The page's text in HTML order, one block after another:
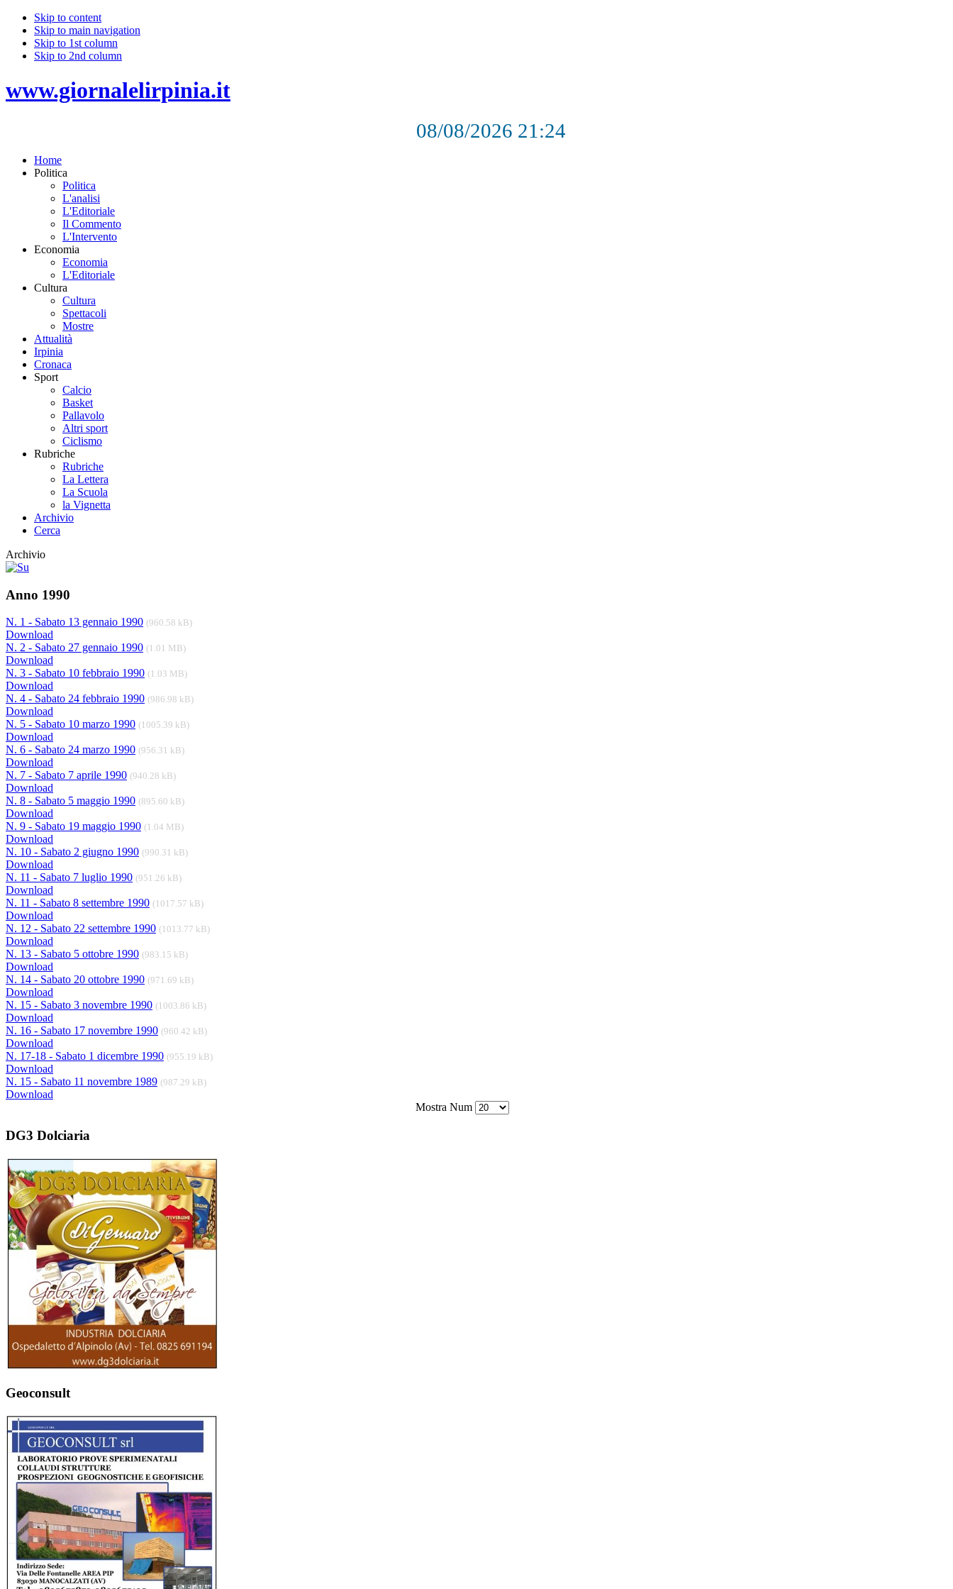
Skip to content
Skip to main navigation
Skip to 1st column
Skip to 2nd column
www.giornalelirpinia.it
08/08/2026 21:24
Home
Politica
Politica
L'analisi
L'Editoriale
Il Commento
L'Intervento
Economia
Economia
L'Editoriale
Cultura
Cultura
Spettacoli
Mostre
Attualità
Irpinia
Cronaca
Sport
Calcio
Basket
Pallavolo
Altri sport
Ciclismo
Rubriche
Rubriche
La Lettera
La Scuola
la Vignetta
Archivio
Cerca
Archivio
Anno 1990
N. 1 - Sabato 13 gennaio 1990 (960.58 kB)
Download
N. 2 - Sabato 27 gennaio 1990 (1.01 MB)
Download
N. 3 - Sabato 10 febbraio 1990 (1.03 MB)
Download
N. 4 - Sabato 24 febbraio 1990 (986.98 kB)
Download
N. 5 - Sabato 10 marzo 1990 (1005.39 kB)
Download
N. 6 - Sabato 24 marzo 1990 (956.31 kB)
Download
N. 7 - Sabato 7 aprile 1990 (940.28 kB)
Download
N. 8 - Sabato 5 maggio 1990 (895.60 kB)
Download
N. 9 - Sabato 19 maggio 1990 (1.04 MB)
Download
N. 10 - Sabato 2 giugno 1990 (990.31 kB)
Download
N. 11 - Sabato 7 luglio 1990 (951.26 kB)
Download
N. 11 - Sabato 8 settembre 1990 (1017.57 kB)
Download
N. 12 - Sabato 22 settembre 1990 (1013.77 kB)
Download
N. 13 - Sabato 5 ottobre 1990 (983.15 kB)
Download
N. 14 - Sabato 20 ottobre 1990 (971.69 kB)
Download
N. 15 - Sabato 3 novembre 1990 (1003.86 kB)
Download
N. 16 - Sabato 17 novembre 1990 (960.42 kB)
Download
N. 17-18 - Sabato 1 dicembre 1990 (955.19 kB)
Download
N. 15 - Sabato 11 novembre 1989 (987.29 kB)
Download
Mostra Num
DG3 Dolciaria
Geoconsult